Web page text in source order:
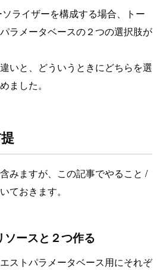
ライザーを構成する場合、トー
ラメータベースの２つの選択肢が
いと、どういうときにどちらを選
ました。
みますが、この記事でやること /
ておきます。
ースと２つ作る
ストパラメータベース用にそれぞ